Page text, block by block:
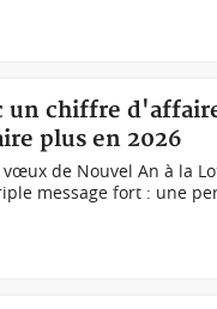
un chiffre
plus en 2026
de Nouvel An à la
message fort : une